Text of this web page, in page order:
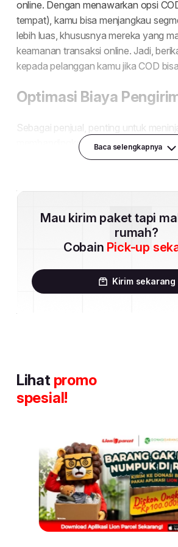
Baca selengkapnya
Mau kirim paket tapi
rumah?
Cobain Pick-up
Kirim sekarang
Lihat promo
spesial!